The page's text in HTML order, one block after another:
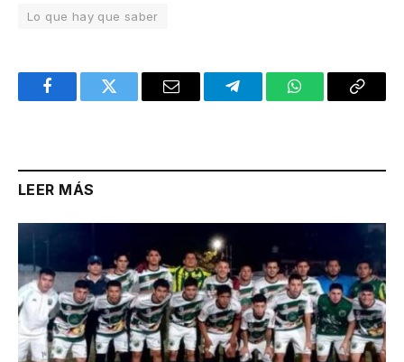
Lo que hay que saber
FacebookTwitter Email TelegramWhatsAppCopy
LEER MÁS